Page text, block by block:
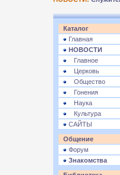
Каталог
Главная
НОВОСТИ
Главное
Церковь
Общество
Гонения
Наука
Культура
САЙТЫ
Общение
Форум
Знакомства